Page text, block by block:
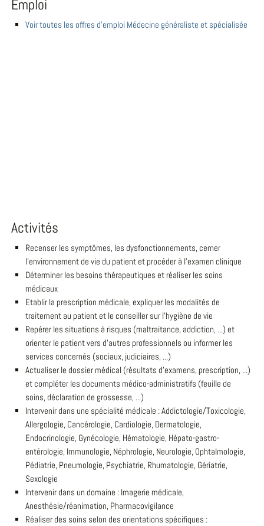
Emploi
Voir toutes les offres d'emploi Médecine généraliste et spécialisée
Activités
Recenser les symptômes, les dysfonctionnements, cerner
l'environnement de vie du patient et procéder à l'examen clinique
Déterminer les besoins thérapeutiques et réaliser les soins
médicaux
Etablir la prescription médicale, expliquer les modalités de
traitement au patient et le conseiller sur l'hygiène de vie
Repérer les situations à risques (maltraitance, addiction, ...) et
orienter le patient vers d'autres professionnels ou informer les
services concernés (sociaux, judiciaires, ...)
Actualiser le dossier médical (résultats d'examens, prescription, ...)
et compléter les documents médico-administratifs (feuille de
soins, déclaration de grossesse, ...)
Intervenir dans une spécialité médicale : Addictologie/Toxicologie,
Allergologie, Cancérologie, Cardiologie, Dermatologie,
Endocrinologie, Gynécologie, Hématologie, Hépato-gastro-
entérologie, Immunologie, Néphrologie, Neurologie, Ophtalmologie,
Pédiatrie, Pneumologie, Psychiatrie, Rhumatologie, Gériatrie,
Sexologie
Intervenir dans un domaine : Imagerie médicale,
Anesthésie/réanimation, Pharmacovigilance
Réaliser des soins selon des orientations spécifiques :